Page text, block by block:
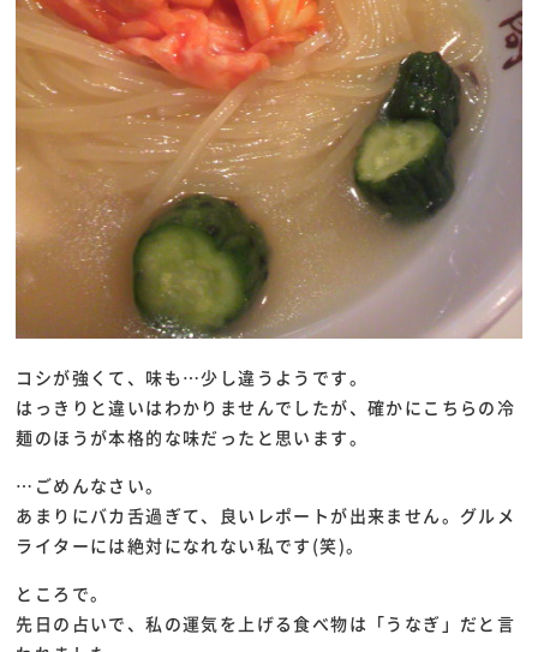
コシが強くて、味も…少し違うようです。
はっきりと違いはわかりませんでしたが、確かにこちらの冷
麺のほうが本格的な味だったと思います。
…ごめんなさい。
あまりにバカ舌過ぎて、良いレポートが出来ません。グルメ
ライターには絶対になれない私です(笑)。
ところで。
先日の占いで、私の運気を上げる食べ物は「うなぎ」だと言